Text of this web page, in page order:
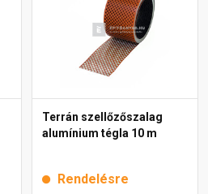
Terrán szellőzőszalag
alumínium tégla 10 m
Rendelésre